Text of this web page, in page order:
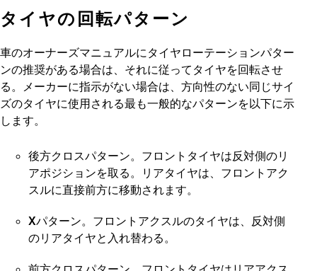
タイヤの回転パターン
車のオーナーズマニュアルにタイヤローテーションパター
ンの推奨がある場合は、それに従ってタイヤを回転させ
る。メーカーに指示がない場合は、方向性のない同じサイ
ズのタイヤに使用される最も一般的なパターンを以下に示
します。
後方クロスパターン。フロントタイヤは反対側のリ
アポジションを取る。リアタイヤは、フロントアク
スルに直接前方に移動されます。
Xパターン。フロントアクスルのタイヤは、反対側
のリアタイヤと入れ替わる。